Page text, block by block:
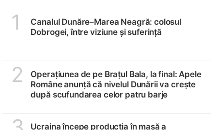
1
Canalul Dunăre–Marea Neagră: colosul
Dobrogei, între viziune și suferință
2
Operațiunea de pe Brațul Bala, la final: Apele
Române anunță că nivelul Dunării va crește
după scufundarea celor patru barje
Ucraina începe producția în masă a